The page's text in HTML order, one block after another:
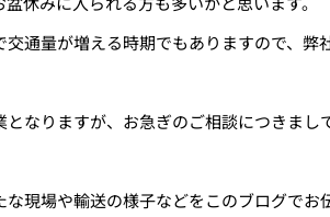
通量が増える時期でもありますので、弊
となりますが、お急ぎのご相談につきま
現場や輸送の様子などをこのブログでお